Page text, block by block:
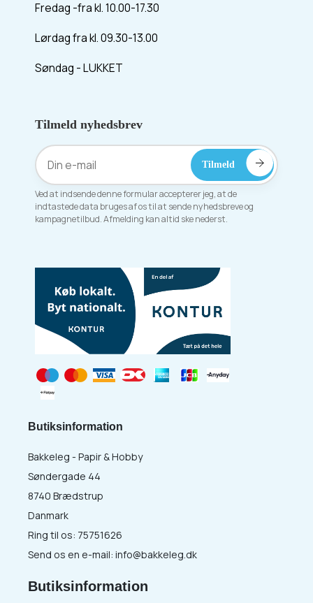
Fredag -fra kl. 10.00-17.30
Lørdag fra kl. 09.30-13.00
Søndag - LUKKET
Tilmeld nyhedsbrev
Ved at indsende denne formular accepterer jeg, at de
indtastede data bruges af os til at sende nyhedsbreve og
kampagnetilbud. Afmelding kan altid ske nederst.
Butiksinformation
Bakkeleg - Papir & Hobby
Søndergade 44
8740 Brædstrup
Danmark
Ring til os: 75751626
Send os en e-mail: info@bakkeleg.dk
Butiksinformation